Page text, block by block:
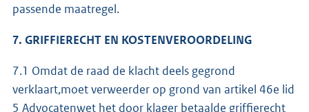
passende maatregel.
7. GRIFFIERECHT EN KOSTENVEROORDELING
7.1 Omdat de raad de klacht deels gegrond
verklaart,moet verweerder op grond van artikel 46e lid
5 Advocatenwet het door klager betaalde griffierecht